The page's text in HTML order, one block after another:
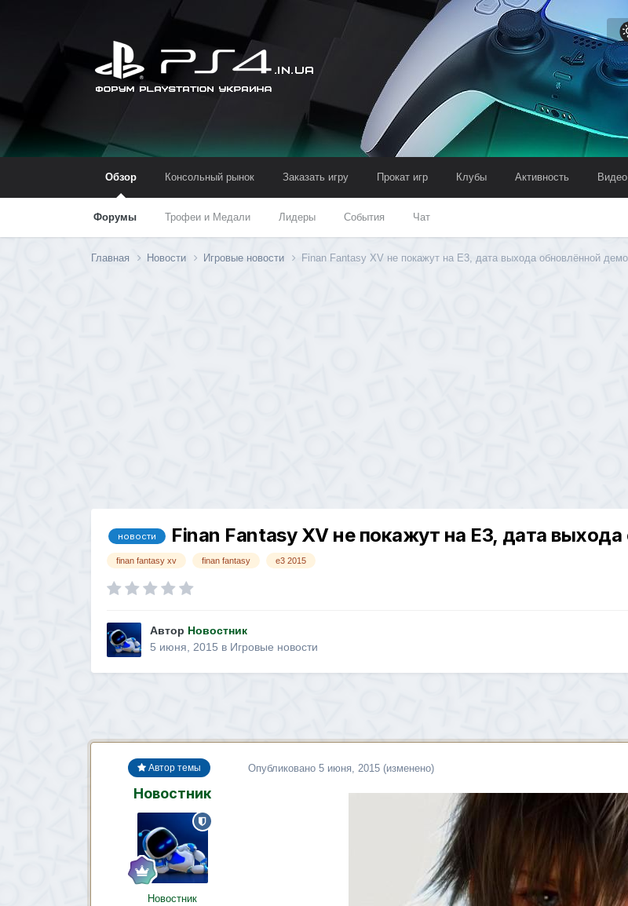
Обзор
Форумы Трофеи и Медали Лидеры События Чат
Консольный рынок Заказать игру Прокат игр Клубы Активность Видео
Главная Новости Игровые новости Finan Fantasy XV не покажут на Е3, дата выхода обновлённой
новости Finan Fantasy XV не покажут на Е3, дата
finan fantasy xv finan fantasy e3 2015
Автор Новостник
5 июня, 2015 в Игровые новости
Автор темы
Новостник
Новостник
Опубликовано 5 июня, 2015 (изменено)